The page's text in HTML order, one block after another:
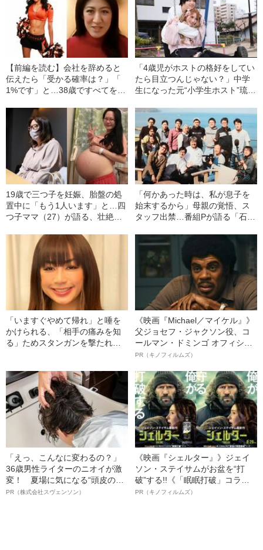
【前編を読む】会社を辞めると
伝えたら「受かる確率は？」「
1%です」と…38歳ですべてを捨
が米国NFLでチアリーダーにな
ったワケ
「4歳児がホストの格好をしてい
たら目立つんじゃない？」中学
生になった元“小学生ホスト”琉ち
キラキラしていた幼少期
19歳で三つ子を妊娠、胎盤の処
置中に「もう1人います」と…四
つ子ママ（27）が語る、壮絶す
「何かあった時は、私が息子を
始末するから」母親の覚悟、ス
タッフ出禁…番組Pが語る「石田
「いますぐやめて帰れ」と唾を
かけられる、「相手の痛みを知
る」ためスタンガンを撃たれ痛
ルスでポリスになったワケ
《映画『Michael／マイケル』》
父ジョセフ・ジャクソン役、コ
ールマン・ドミンゴ オフィシャ
ルインタビュー“観客を魅了した
語る”《日本興収70億円突破》
PR（キノフィルムズ）
「えっ、こんなに変わるの？」
36歳男性ライターのニオイが激
変！ 夏場に気になる“頭皮のニ
オイ”や“ベタつき”を解消す
PR（株式会社スヴェンソン）
《映画『シェルター』》ジェイ
ソン・ステイサムがお盆を“打
破”する!!《「眠眠打破」コラ
ボ》
PR（キノフィルムズ）